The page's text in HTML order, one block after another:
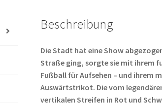
o
k
Beschreibung
Die Stadt hat eine Show
Straße ging, sorgte sie mit ihrem
Fußball für Aufsehen – und ihrem
Auswärtstrikot. Die vom
vertikalen Streifen in Rot und